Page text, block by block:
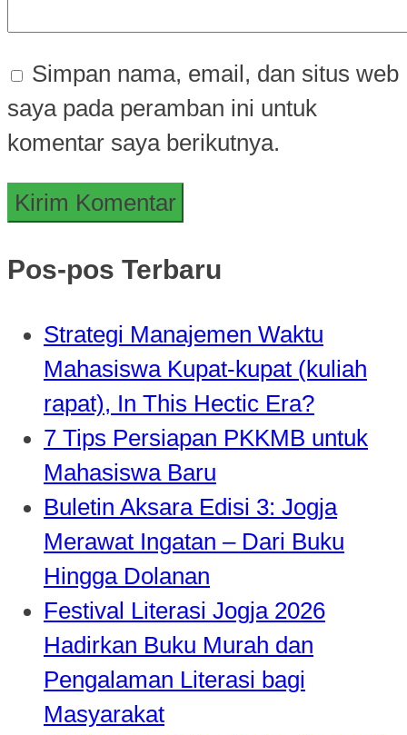
Simpan nama, email, dan situs web
saya pada peramban ini untuk
komentar saya berikutnya.
Pos-pos Terbaru
Strategi Manajemen Waktu
Mahasiswa Kupat-kupat (kuliah
rapat), In This Hectic Era?
7 Tips Persiapan PKKMB untuk
Mahasiswa Baru
Buletin Aksara Edisi 3: Jogja
Merawat Ingatan – Dari Buku
Hingga Dolanan
Festival Literasi Jogja 2026
Hadirkan Buku Murah dan
Pengalaman Literasi bagi
Masyarakat